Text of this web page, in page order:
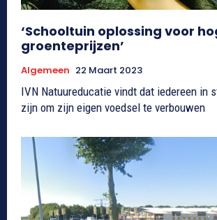
‘Schooltuin oplossing voor
groenteprijzen’
Algemeen 22 Maart 2023
IVN Natuureducatie vindt dat iedereen in
zijn om zijn eigen voedsel te verbouwen